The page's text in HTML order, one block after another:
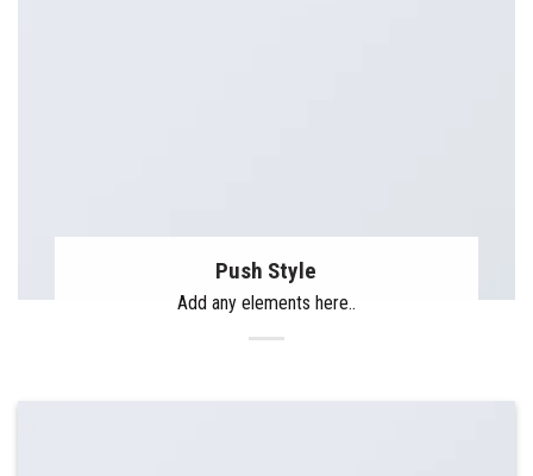
Push Style
Add any elements here..